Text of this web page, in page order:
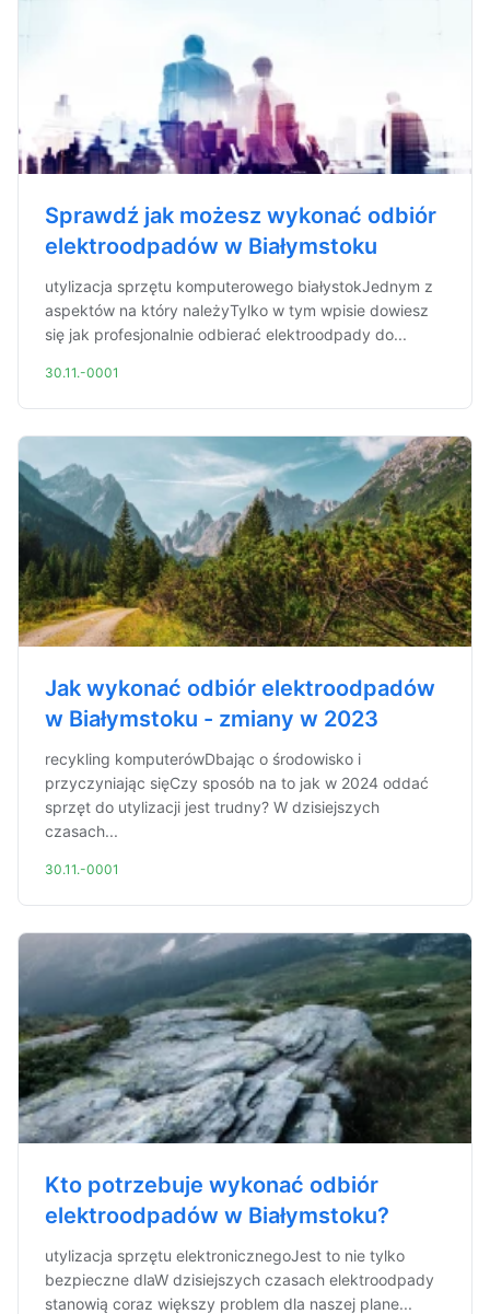
Sprawdź jak możesz wykonać odbiór
elektroodpadów w Białymstoku
utylizacja sprzętu komputerowego białystokJednym z
aspektów na który należyTylko w tym wpisie dowiesz
się jak profesjonalnie odbierać elektroodpady do...
30.11.-0001
Jak wykonać odbiór elektroodpadów
w Białymstoku - zmiany w 2023
recykling komputerówDbając o środowisko i
przyczyniając sięCzy sposób na to jak w 2024 oddać
sprzęt do utylizacji jest trudny? W dzisiejszych
czasach...
30.11.-0001
Kto potrzebuje wykonać odbiór
elektroodpadów w Białymstoku?
utylizacja sprzętu elektronicznegoJest to nie tylko
bezpieczne dlaW dzisiejszych czasach elektroodpady
stanowią coraz większy problem dla naszej plane...